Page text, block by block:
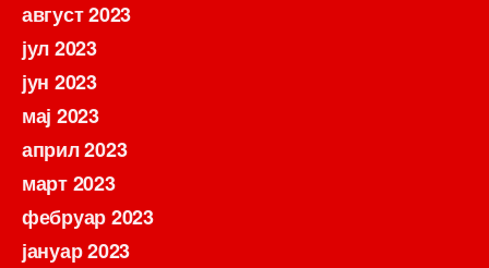
август 2023
јул 2023
јун 2023
мај 2023
април 2023
март 2023
фебруар 2023
јануар 2023